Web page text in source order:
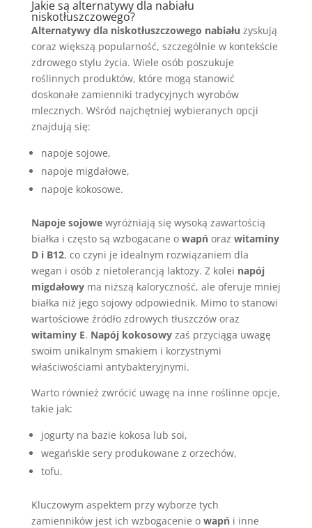
Jakie są alternatywy dla nabiału
niskotłuszczowego?
Alternatywy dla niskotłuszczowego nabiału zyskują
coraz większą popularność, szczególnie w kontekście
zdrowego stylu życia. Wiele osób poszukuje
roślinnych produktów, które mogą stanowić
doskonałe zamienniki tradycyjnych wyrobów
mlecznych. Wśród najchętniej wybieranych opcji
znajdują się:
napoje sojowe,
napoje migdałowe,
napoje kokosowe.
Napoje sojowewyróżniają się wysoką zawartością
białka i często są wzbogacane o wapńoraz witaminy
D i B12, co czyni je idealnym rozwiązaniem dla
wegan i osób z nietolerancją laktozy. Z kolei napój
migdałowyma niższą kaloryczność, ale oferuje mniej
białka niż jego sojowy odpowiednik. Mimo to stanowi
wartościowe źródło zdrowych tłuszczów oraz
witaminy E. Napój kokosowyzaś przyciąga uwagę
swoim unikalnym smakiem i korzystnymi
właściwościami antybakteryjnymi.
Warto również zwrócić uwagę na inne roślinne opcje,
takie jak:
jogurty na bazie kokosa lub soi,
wegańskie sery produkowane z orzechów,
tofu.
Kluczowym aspektem przy wyborze tych
zamienników jest ich wzbogacenie o wapńi inne